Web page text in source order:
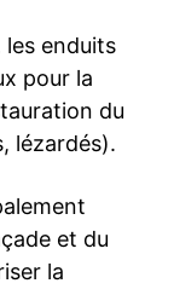
les enduits
pour la
du
lézardés).
et du
la